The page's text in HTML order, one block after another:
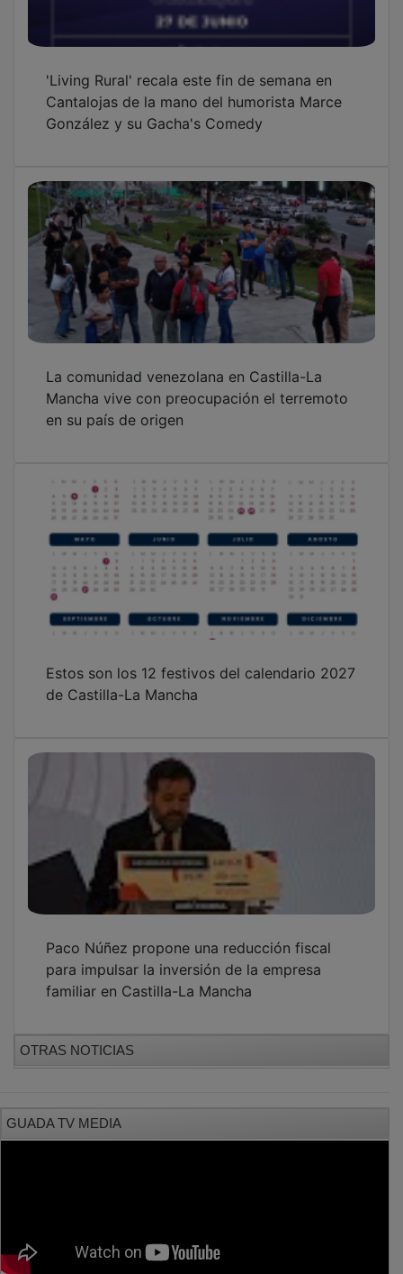
Mancha vive con preocupación el terremoto
en su país de origen
Estos son los 12 festivos del calendario 2027
de Castilla-La Mancha
Paco Núñez propone una reducción fiscal
para impulsar la inversión de la empresa
familiar en Castilla-La Mancha
PUBLICIDAD